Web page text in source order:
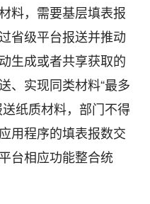
料，需要基层填表报
省级平台报送并推动
生成或者共享获取的
、实现同类材料“最多
纸质材料，部门不得
用程序的填表报数交
台相应功能整合统